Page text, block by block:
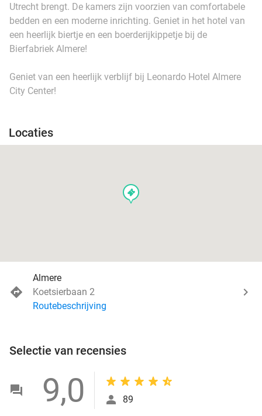
Utrecht brengt. De kamers zijn voorzien van comfortabele
bedden en een moderne inrichting. Geniet in het hotel van
een heerlijk biertje en een boerderijkippetje bij de
Bierfabriek Almere!
Geniet van een heerlijk verblijf bij Leonardo Hotel Almere
City Center!
Locaties
events
Almere
Koetsierbaan 2
Routebeschrijving
Selectie van recensies
9,0 89